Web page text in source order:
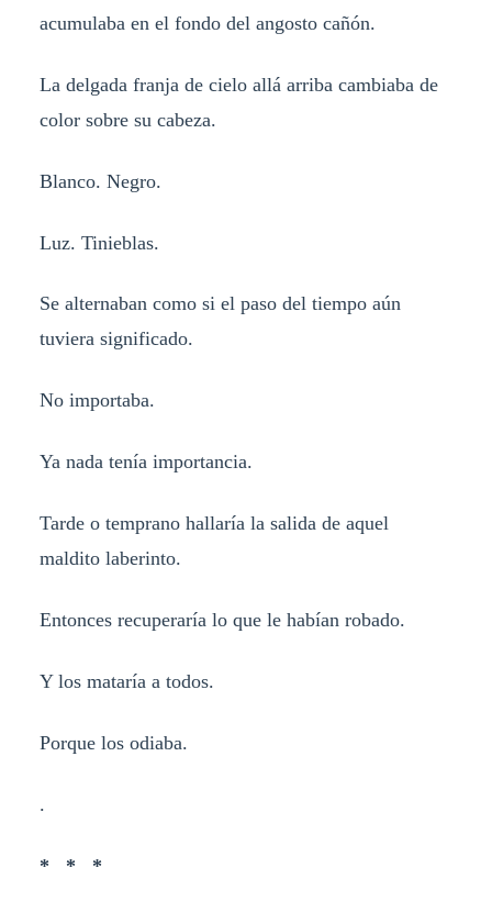
acumulaba en el fondo del angosto cañón.
La delgada franja de cielo allá arriba cambiaba de
color sobre su cabeza.
Blanco. Negro.
Luz. Tinieblas.
Se alternaban como si el paso del tiempo aún
tuviera significado.
No importaba.
Ya nada tenía importancia.
Tarde o temprano hallaría la salida de aquel
maldito laberinto.
Entonces recuperaría lo que le habían robado.
Y los mataría a todos.
Porque los odiaba.
.
* * *